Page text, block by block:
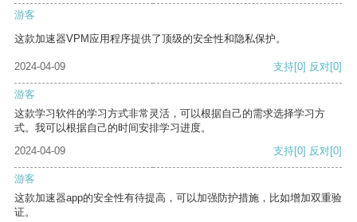
游客
这款加速器VPM应用程序提供了顶级的安全性和隐私保护。
2024-04-09 支持[0] 反对[0]
游客
这款学习软件的学习方式非常灵活，可以根据自己的需求选择学习方
式。我可以根据自己的时间安排学习进度。
2024-04-09
支持[0] 反对[0]
游客
这款加速器app的安全性有待提高，可以加强防护措施，比如增加双重验
证。